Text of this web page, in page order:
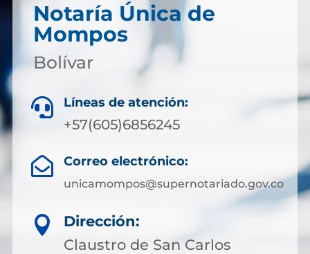
Notaría Única de
Mompos
Bolívar
 Líneas de atención:
+57(605)6856245
 Correo electrónico:
unicamompos@supernotariado.gov.co

Dirección:
Claustro de San Carlos